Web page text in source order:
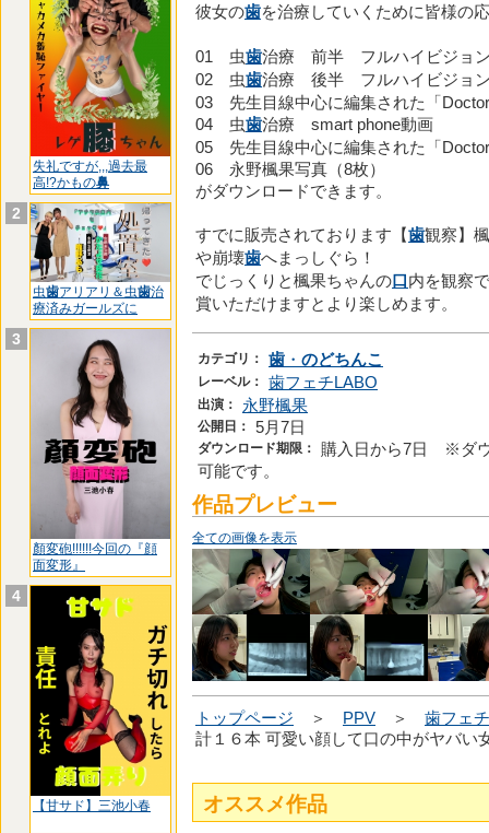
失礼ですが,,,過去最
高!?かもの鼻
2
虫歯アリアリ＆虫歯治
療済みガールズに
3
顏変砲!!!!!!今回の『顔
面変形』
4
【甘サド】三池小春
彼女の歯を治療していくために皆様の
01 虫歯治療 前半 フルハイビジョ
02 虫歯治療 後半 フルハイビジョ
03 先生目線中心に編集された「
04 虫歯治療 smart phone動画
05 先生目線中心に編集された「
06 永野楓果写真（8枚）
がダウンロードできます。
すでに販売されております【歯観察】
や崩壊歯へまっしぐら！
でじっくりと楓果ちゃんの口 内を観察
賞いただけますとより楽しめます。
カテゴリ： 歯 ・ のどちんこ
レーベル： 歯フェチLABO
出演： 永野楓果
公開日： 5月7日
ダウンロード期限：
購入日から7日 ※ダウ
可能です。
作品プレビュー
全ての画像を表示
トップページ ＞ PPV ＞ 歯フェ
計１６本 可愛い顔して口の中がヤバい
オススメ作品